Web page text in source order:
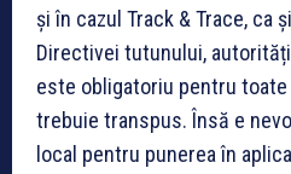
și în cazul Track & Trace, ca
Directivei tutunului,
este obligatoriu pentru
trebuie transpus. Însă e
local pentru punerea în